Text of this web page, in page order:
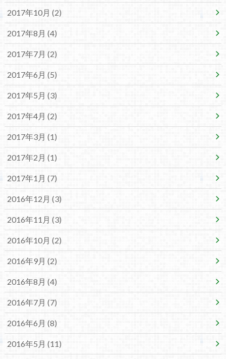
2017年10月 (2)
2017年8月 (4)
2017年7月 (2)
2017年6月 (5)
2017年5月 (3)
2017年4月 (2)
2017年3月 (1)
2017年2月 (1)
2017年1月 (7)
2016年12月 (3)
2016年11月 (3)
2016年10月 (2)
2016年9月 (2)
2016年8月 (4)
2016年7月 (7)
2016年6月 (8)
2016年5月 (11)